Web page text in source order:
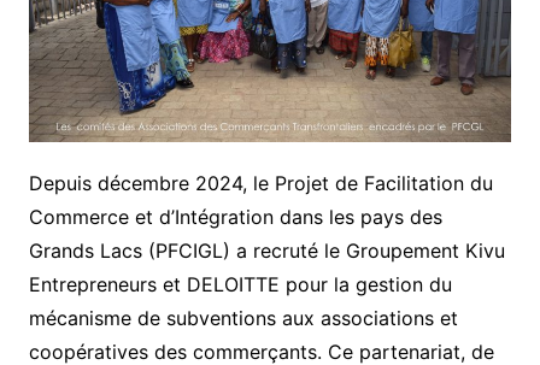
Depuis décembre 2024, le Projet de Facilitation du
Commerce et d’Intégration dans les pays des
Grands Lacs (PFCIGL) a recruté le Groupement Kivu
Entrepreneurs et DELOITTE pour la gestion du
mécanisme de subventions aux associations et
coopératives des commerçants. Ce partenariat, de